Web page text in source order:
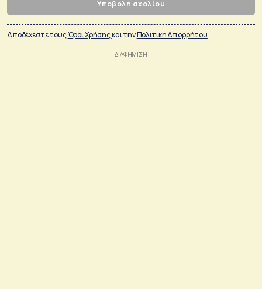
Υποβολή σχολίου
Αποδέχεστε τουςΌροι Χρήσηςκαι τηνΠολιτικη Απορρήτου